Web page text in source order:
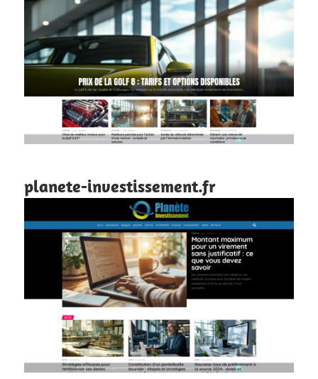
planete-investissement.fr